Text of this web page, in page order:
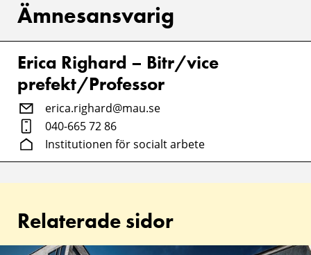
Ämnesansvarig
Erica Righard – Bitr/vice
prefekt/Professor
erica.righard@mau.se
040-665 72 86
Institutionen för socialt arbete
Relaterade sidor